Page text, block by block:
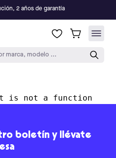
2 años de garantía
marca, modelo ...
is not a function
boletín y llévate